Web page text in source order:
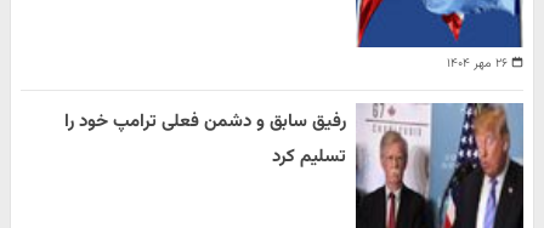
۲۶ مهر ۱۴۰۴
رفیق سابق و دشمن فعلی ترامپ خود را
تسلیم کرد